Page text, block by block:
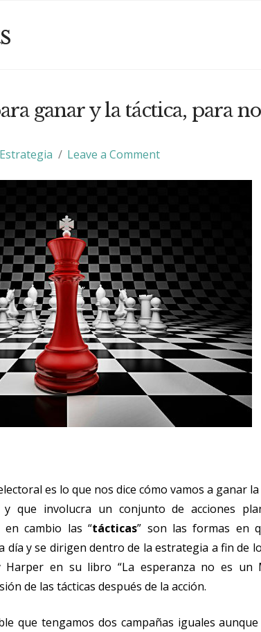
ganar y la táctica, para no
Estrategia Leave a Comment
es lo que nos dice cómo vamos a ganar la
que involucra un conjunto de acciones
en cambio las “tácticas” son las formas en
día y se dirigen dentro de la estrategia a fin de
Harper en su libro “La esperanza no es un
de las tácticas después de la acción.
que tengamos dos campañas iguales